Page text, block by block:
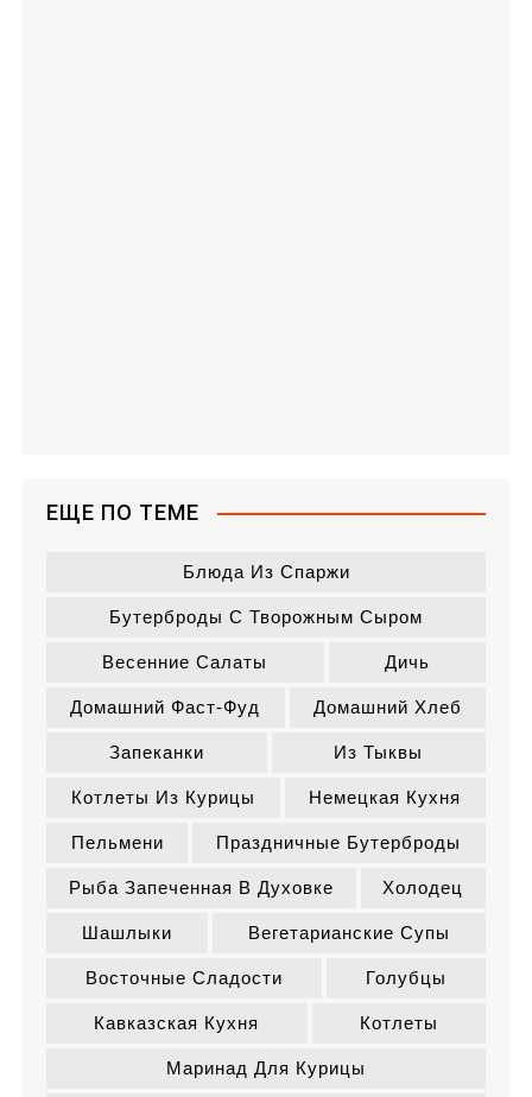
ЕЩЕ ПО ТЕМЕ
Блюда Из Спаржи
Бутерброды С Творожным Сыром
Весенние Салаты Дичь
Домашний Фаст-Фуд Домашний Хлеб
Запеканки Из Тыквы
Котлеты Из Курицы Немецкая Кухня
Пельмени Праздничные Бутерброды
Рыба Запеченная В Духовке Холодец
Шашлыки Вегетарианские Супы
Восточные Сладости Голубцы
Кавказская Кухня Котлеты
Маринад Для Курицы